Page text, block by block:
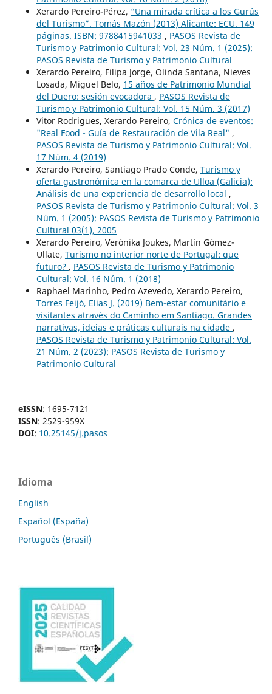
Xerardo Pereiro-Pérez, “Una mirada crítica a los Gurús
del Turismo”. Tomás Mazón (2013) Alicante: ECU. 149
páginas. ISBN: 9788415941033 , PASOS Revista de
Turismo y Patrimonio Cultural: Vol. 23 Núm. 1 (2025):
PASOS Revista de Turismo y Patrimonio Cultural
Xerardo Pereiro, Filipa Jorge, Olinda Santana, Nieves
Losada, Miguel Belo, 15 años de Patrimonio Mundial
del Duero: sesión evocadora , PASOS Revista de
Turismo y Patrimonio Cultural: Vol. 15 Núm. 3 (2017)
Vitor Rodrigues, Xerardo Pereiro, Crónica de eventos:
"Real Food - Guía de Restauración de Vila Real" ,
PASOS Revista de Turismo y Patrimonio Cultural: Vol.
17 Núm. 4 (2019)
Xerardo Pereiro, Santiago Prado Conde, Turismo y
oferta gastronómica en la comarca de Ulloa (Galicia):
Análisis de una experiencia de desarrollo local ,
PASOS Revista de Turismo y Patrimonio Cultural: Vol. 3
Núm. 1 (2005): PASOS Revista de Turismo y Patrimonio
Cultural 03(1), 2005
Xerardo Pereiro, Verónika Joukes, Martín Gómez-
Ullate, Turismo no interior norte de Portugal: que
futuro? , PASOS Revista de Turismo y Patrimonio
Cultural: Vol. 16 Núm. 1 (2018)
Raphael Marinho, Pedro Azevedo, Xerardo Pereiro,
Torres Feijó, Elias J. (2019) Bem-estar comunitário e
visitantes através do Caminho em Santiago. Grandes
narrativas, ideias e práticas culturais na cidade ,
PASOS Revista de Turismo y Patrimonio Cultural: Vol.
21 Núm. 2 (2023): PASOS Revista de Turismo y
Patrimonio Cultural
eISSN: 1695-7121
ISSN: 2529-959X
DOI: 10.25145/j.pasos
Idioma
English
Español (España)
Português (Brasil)